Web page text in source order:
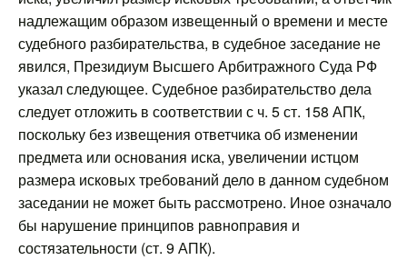
надлежащим образом извещенный о времени и месте
судебного разбирательства, в судебное заседание не
явился, Президиум Высшего Арбитражного Суда РФ
указал следующее. Судебное разбирательство дела
следует отложить в соответствии с ч. 5 ст. 158 АПК,
поскольку без извещения ответчика об изменении
предмета или основания иска, увеличении истцом
размера исковых требований дело в данном судебном
заседании не может быть рассмотрено. Иное означало
бы нарушение принципов равноправия и
состязательности (ст. 9 АПК).